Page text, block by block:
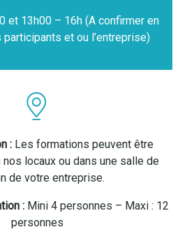
et 13h00 – 16h (A confirmer en
et ou l’entreprise)
: Les formations peuvent être
locaux ou dans une salle de
de votre entreprise.
:Mini 4 personnes – Maxi : 12
personnes